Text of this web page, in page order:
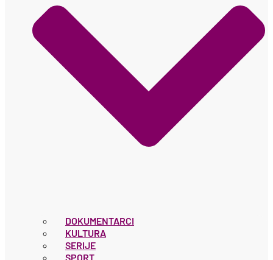
DOKUMENTARCI
KULTURA
SERIJE
SPORT